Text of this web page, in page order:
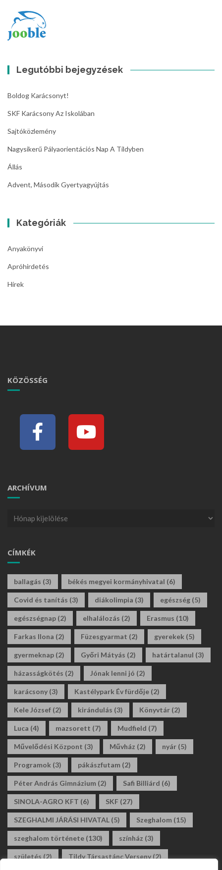
Legutóbbi bejegyzések
Boldog Karácsonyt!
SKF Karácsony Az Iskolában
Sajtóközlemény
Nagysikerű Pályaorientációs Nap A Tildyben
Állás
Advent, Második Gyertyagyújtás
Kategóriák
Anyakönyvi
Apróhirdetés
Hírek
KÖZÖSSÉG
ARCHÍVUM
CÍMKÉK
ballagás (3) békés megyei kormányhivatal (6)
Covid és tanítás (3) diákolimpia (3) egészség (5)
egészségnap (2) elhalálozás (2) Erasmus (10)
Farkas Ilona (2) Füzesgyarmat (2) gyerekek (5)
gyermeknap (2) Győri Mátyás (2) határtalanul (3)
házasságkötés (2) Jónak lenni jó (2)
karácsony (3) Kastélypark Év fürdője (2)
Kele József (2) kirándulás (3) Könyvtár (2)
Luca (4) mazsorett (7) Mudfield (7)
Művelődési Központ (3) Művház (2) nyár (5)
Programok (3) pákászfutam (2)
Péter András Gimnázium (2) Safi Billiárd (6)
SINOLA-AGRO KFT (6) SKF (27)
SZEGHALMI JÁRÁSI HIVATAL (5) Szeghalom (15)
szeghalom története (130) színház (3)
születés (2) Tildy Társastánc Verseny (2)